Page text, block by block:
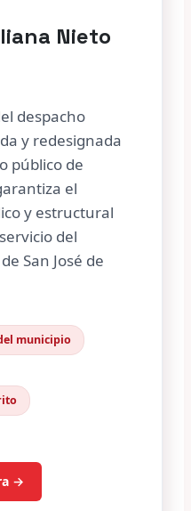
Nieto
despacho
y redesignada
público de
el
y estructural
del
San José de
municipio
→